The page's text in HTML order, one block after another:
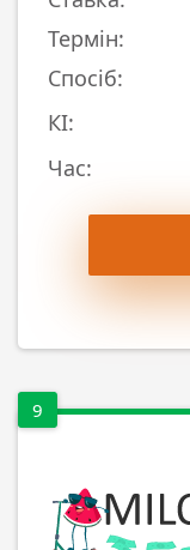
Термін:
Спосіб:
КІ:
Час:
9